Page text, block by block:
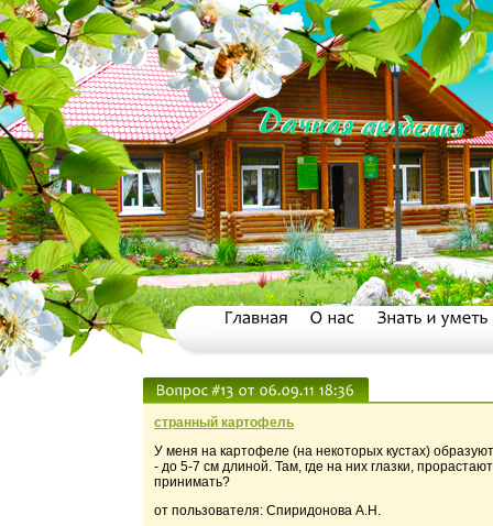
странный картофель
У меня на картофеле (на некоторых кустах)
- до 5-7 см длиной. Там, где на них глазки,
принимать?
от пользователя: Спиридонова А.Н.